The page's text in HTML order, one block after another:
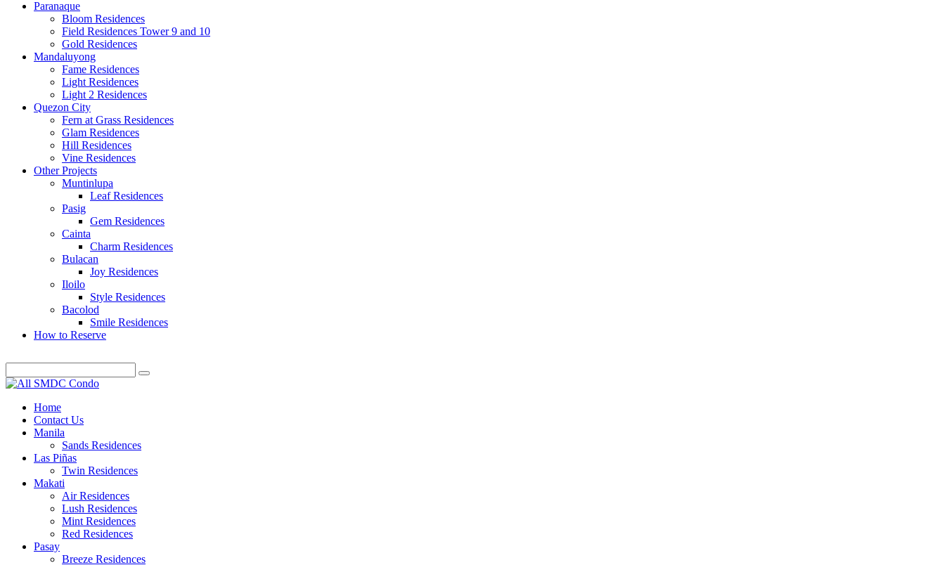
Paranaque
Bloom Residences
Field Residences Tower 9 and 10
Gold Residences
Mandaluyong
Fame Residences
Light Residences
Light 2 Residences
Quezon City
Fern at Grass Residences
Glam Residences
Hill Residences
Vine Residences
Other Projects
Muntinlupa
Leaf Residences
Pasig
Gem Residences
Cainta
Charm Residences
Bulacan
Joy Residences
Iloilo
Style Residences
Bacolod
Smile Residences
How to Reserve
Home
Contact Us
Manila
Sands Residences
Las Piñas
Twin Residences
Makati
Air Residences
Lush Residences
Mint Residences
Red Residences
Pasay
Breeze Residences